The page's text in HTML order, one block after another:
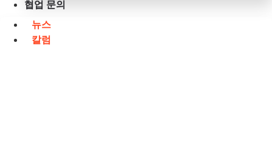
협업 문의
뉴스
칼럼